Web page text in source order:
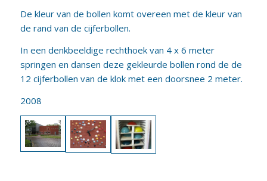
De kleur van de bollen komt overeen met de kleur van
de rand van de cijferbollen.
In een denkbeeldige rechthoek van 4 x 6 meter
springen en dansen deze gekleurde bollen rond de de
12 cijferbollen van de klok met een doorsnee 2 meter.
2008